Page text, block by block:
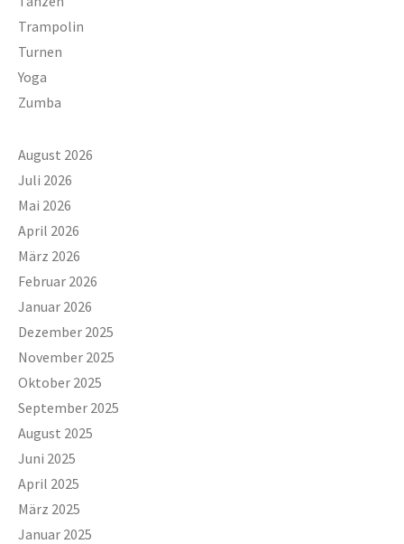
Trampolin
Turnen
Yoga
Zumba
August 2026
Juli 2026
Mai 2026
April 2026
März 2026
Februar 2026
Januar 2026
Dezember 2025
November 2025
Oktober 2025
September 2025
August 2025
Juni 2025
April 2025
März 2025
Januar 2025